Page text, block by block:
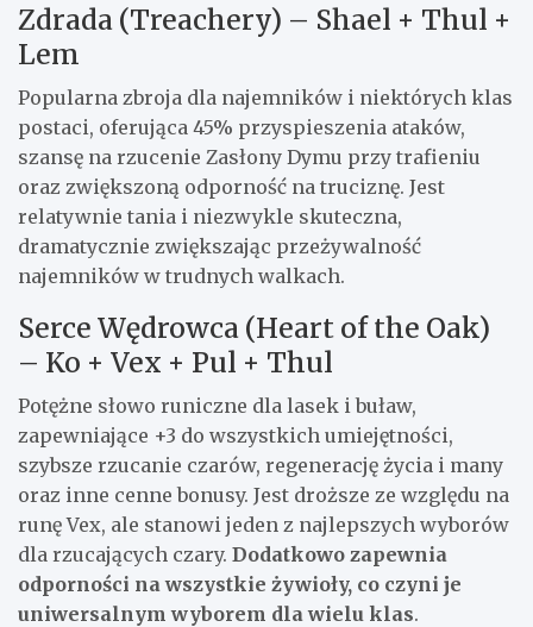
Zdrada (Treachery) – Shael + Thul +
Lem
Popularna zbroja dla najemników i niektórych klas
postaci, oferująca 45% przyspieszenia ataków,
szansę na rzucenie Zasłony Dymu przy trafieniu
oraz zwiększoną odporność na truciznę. Jest
relatywnie tania i niezwykle skuteczna,
dramatycznie zwiększając przeżywalność
najemników w trudnych walkach.
Serce Wędrowca (Heart of the Oak)
– Ko + Vex + Pul + Thul
Potężne słowo runiczne dla lasek i buław,
zapewniające +3 do wszystkich umiejętności,
szybsze rzucanie czarów, regenerację życia i many
oraz inne cenne bonusy. Jest droższe ze względu na
runę Vex, ale stanowi jeden z najlepszych wyborów
dla rzucających czary. Dodatkowo zapewnia
odporności na wszystkie żywioły, co czyni je
uniwersalnym wyborem dla wielu klas.